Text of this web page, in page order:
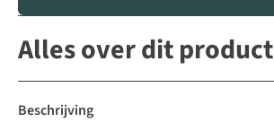
Alles over dit product
Beschrijving